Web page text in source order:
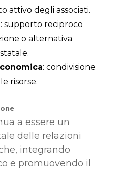
attivo degli associati.
: supporto reciproco
o alternativa
: condivisione
risorse.
a essere un
delle relazioni
integrando
e promuovendo il